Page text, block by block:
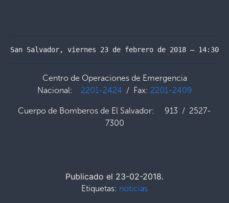
San Salvador, viernes 23 de febrero de 2018 – 14:30
Centro de Operaciones de Emergencia
Nacional: 2201-2424 / Fax: 2201-2409
Cuerpo de Bomberos de El Salvador: 913 / 2527-
7300
Publicado el 23-02-2018.
Etiquetas: noticias